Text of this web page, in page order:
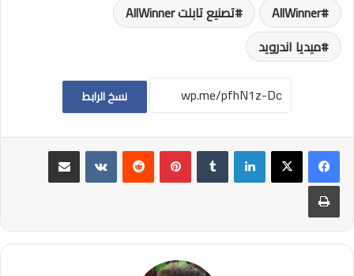
AllWinner
تصنيع تابلت AllWinner
ميديا اندرويد
نسخ الرابط
لينكدإن بينتيريست
مشاركة عبر البريد
طباعة